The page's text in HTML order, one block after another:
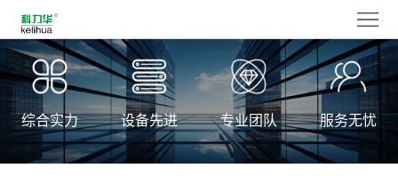
首
页
走
进
产
综合实力 设备先进 专业团队 服务无忧